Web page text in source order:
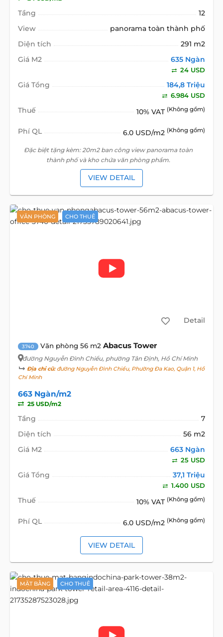
Tầng
12
View
panorama toàn thành phố
Diện tích
291 m2
Giá M2
635 Ngàn
24 USD
Giá Tổng 184,8 Triệu
6.984 USD
Thuế 10% VAT (Không gồm)
Phí QL 6.0 USD/m2 (Không gồm)
Đặc biệt tặng kèm: 20m2 ban công view panorama toàn
thành phố và kho chứa văn phòng phẩm.
VIEW DETAIL
VĂN PHÒNG CHO THUÊ
Detail
3740 Văn phòng 56 m2 Abacus Tower
đường Nguyễn Đình Chiểu, phường Tân Định, Hồ Chí Minh
Địa chỉ cũ:đường Nguyễn Đình Chiểu, Phường Đa Kao, Quận 1, Hồ
Chí Minh
663 Ngàn/m2
25 USD/m2
Tầng
7
Diện tích
56 m2
Giá M2
663 Ngàn
25 USD
Giá Tổng 37,1 Triệu
1.400 USD
Thuế 10% VAT (Không gồm)
Phí QL 6.0 USD/m2 (Không gồm)
VIEW DETAIL
MẶT BẰNG CHO THUÊ